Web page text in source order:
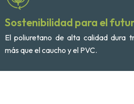
Sostenibilidad para el
El poliuretano de alta calidad dura
más que el caucho y el PVC.